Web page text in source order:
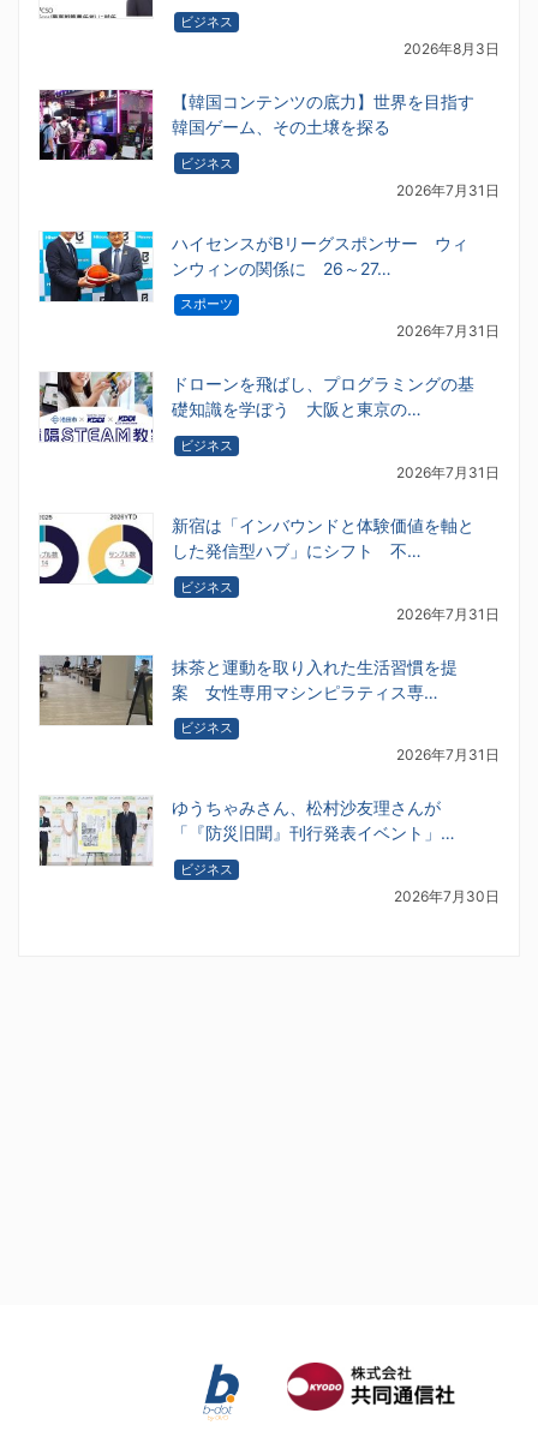
ビジネス
2026年8月3日
【韓国コンテンツの底力】世界を目指す
韓国ゲーム、その土壌を探る
ビジネス
2026年7月31日
ハイセンスがBリーグスポンサー ウィ
ンウィンの関係に 26～27…
スポーツ
2026年7月31日
ドローンを飛ばし、プログラミングの基
礎知識を学ぼう 大阪と東京の…
ビジネス
2026年7月31日
新宿は「インバウンドと体験価値を軸と
した発信型ハブ」にシフト 不…
ビジネス
2026年7月31日
抹茶と運動を取り入れた生活習慣を提
案 女性専用マシンピラティス専…
ビジネス
2026年7月31日
ゆうちゃみさん、松村沙友理さんが
「『防災旧聞』刊行発表イベント」…
ビジネス
2026年7月30日